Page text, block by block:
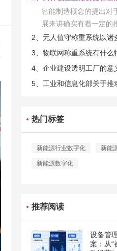
智能制造概念的提出对
展来讲确实有着一定的
际上在工业发展的过程
相关产业发展的具体结
3、物联网称重系统有什么
4、企业建设透明工厂的意
热门标签
新能源行业数字化 新能
新能源数字化
推荐阅读
设备管
案：从“